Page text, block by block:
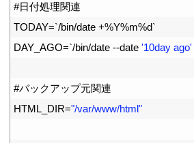
#日付処理関連
TODAY=`/bin/date +%Y%m%d`
DAY_AGO=`/bin/date --date '10day ago'
#バックアップ元関連
HTML_DIR="/var/www/html"